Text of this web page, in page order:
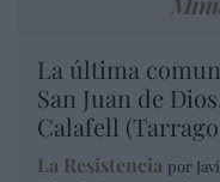
La última
San Juan de
Calafell
La Resistencia por